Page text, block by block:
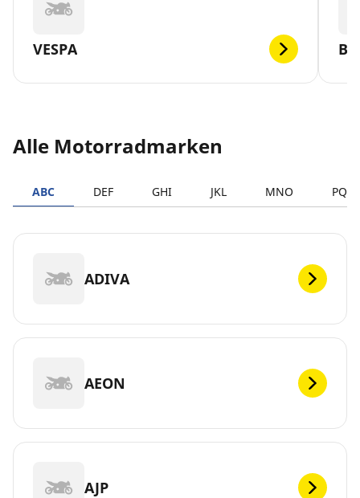
VESPA
Alle Motorradmarken
ABC DEF GHI JKL MNO PQRS
ADIVA
AEON
AJP